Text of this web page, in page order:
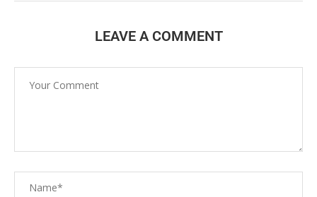
LEAVE A COMMENT